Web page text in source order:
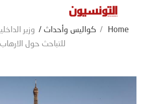
Home
/ كواليس وأحداث / وزير
للتباحث حول الارهاب